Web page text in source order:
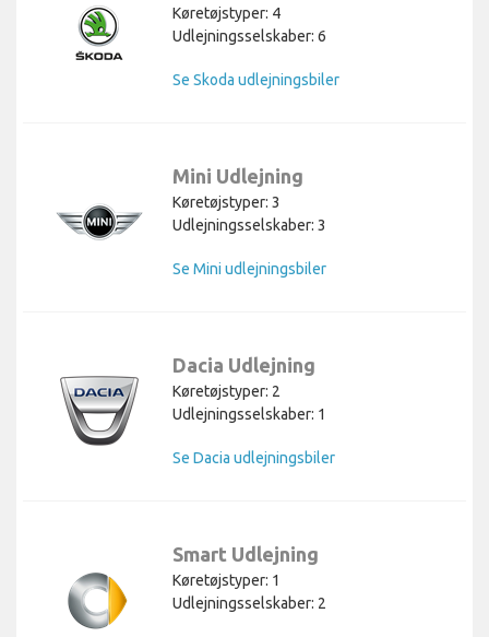
Køretøjstyper: 4
Udlejningsselskaber: 6
Se Skoda udlejningsbiler
Mini Udlejning
Køretøjstyper: 3
Udlejningsselskaber: 3
Se Mini udlejningsbiler
Dacia Udlejning
Køretøjstyper: 2
Udlejningsselskaber: 1
Se Dacia udlejningsbiler
Smart Udlejning
Køretøjstyper: 1
Udlejningsselskaber: 2